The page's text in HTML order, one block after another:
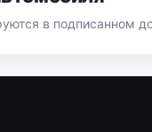
в подписанном